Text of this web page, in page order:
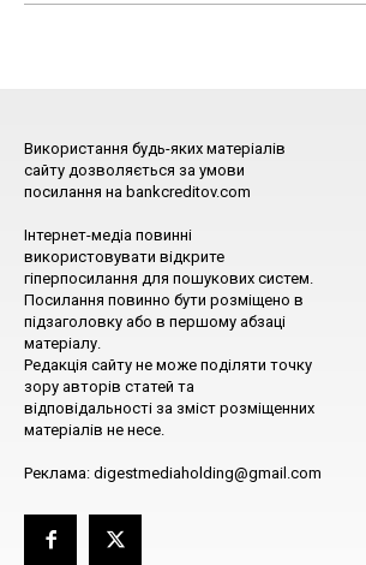
Використання будь-яких матеріалів
сайту дозволяється за умови
посилання на bankcreditov.com
Інтернет-медіа повинні
використовувати відкрите
гіперпосилання для пошукових систем.
Посилання повинно бути розміщено в
підзаголовку або в першому абзаці
матеріалу.
Редакція сайту не може поділяти точку
зору авторів статей та
відповідальності за зміст розміщенних
матеріалів не несе.
Реклама: digestmediaholding@gmail.com